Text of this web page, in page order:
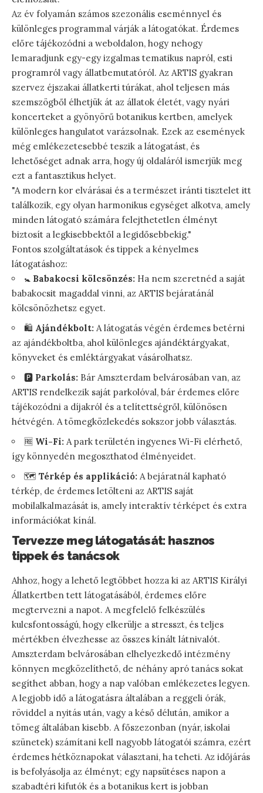
Az év folyamán számos szezonális eseménnyel és
különleges programmal várják a látogatókat. Érdemes
előre tájékozódni a weboldalon, hogy nehogy
lemaradjunk egy-egy izgalmas tematikus napról, esti
programról vagy állatbemutatóról. Az ARTIS gyakran
szervez éjszakai állatkerti túrákat, ahol teljesen más
szemszögből élhetjük át az állatok életét, vagy nyári
koncerteket a gyönyörű botanikus kertben, amelyek
különleges hangulatot varázsolnak. Ezek az események
még emlékezetesebbé teszik a látogatást, és
lehetőséget adnak arra, hogy új oldaláról ismerjük meg
ezt a fantasztikus helyet.
"A modern kor elvárásai és a természet iránti tisztelet itt
találkozik, egy olyan harmonikus egységet alkotva, amely
minden látogató számára felejthetetlen élményt
biztosít a legkisebbektől a legidősebbekig."
Fontos szolgáltatások és tippek a kényelmes
látogatáshoz:
🚼 Babakocsi kölcsönzés: Ha nem szeretnéd a saját
babakocsit magaddal vinni, az ARTIS bejáratánál
kölcsönözhetsz egyet.
🛍️ Ajándékbolt: A látogatás végén érdemes betérni
az ajándékboltba, ahol különleges ajándéktárgyakat,
könyveket és emléktárgyakat vásárolhatsz.
🅿️ Parkolás: Bár Amszterdam belvárosában van, az
ARTIS rendelkezik saját parkolóval, bár érdemes előre
tájékozódni a díjakról és a telítettségről, különösen
hétvégén. A tömegközlekedés sokszor jobb választás.
🆓 Wi-Fi: A park területén ingyenes Wi-Fi elérhető,
így könnyedén megoszthatod élményeidet.
🗺️ Térkép és applikáció: A bejáratnál kapható
térkép, de érdemes letölteni az ARTIS saját
mobilalkalmazását is, amely interaktív térképet és extra
információkat kínál.
Tervezze meg látogatását: hasznos
tippek és tanácsok
Ahhoz, hogy a lehető legtöbbet hozza ki az ARTIS Királyi
Állatkertben tett látogatásából, érdemes előre
megtervezni a napot. A megfelelő felkészülés
kulcsfontosságú, hogy elkerülje a stresszt, és teljes
mértékben élvezhesse az összes kínált látnivalót.
Amszterdam belvárosában elhelyezkedő intézmény
könnyen megközelíthető, de néhány apró tanács sokat
segíthet abban, hogy a nap valóban emlékezetes legyen.
A legjobb idő a látogatásra általában a reggeli órák,
röviddel a nyitás után, vagy a késő délután, amikor a
tömeg általában kisebb. A főszezonban (nyár, iskolai
szünetek) számítani kell nagyobb látogatói számra, ezért
érdemes hétköznapokat választani, ha teheti. Az időjárás
is befolyásolja az élményt; egy napsütéses napon a
szabadtéri kifutók és a botanikus kert is jobban